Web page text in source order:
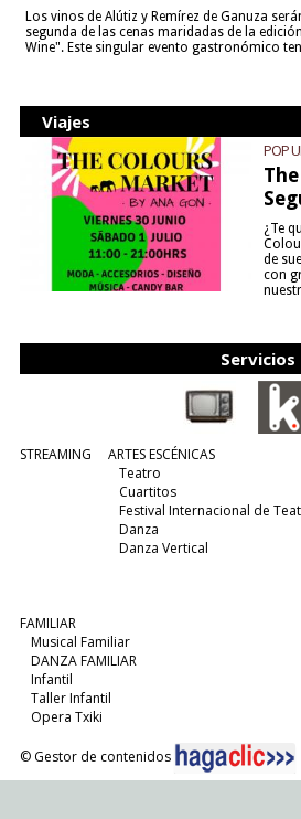
Los vinos de Alútiz y Remírez de Ganuza
segunda de las cenas maridadas de la
Wine". Este singular evento gastronómico
Viajes
POP
¿Te
de
con
Servicios
STREAMING
ARTES ESCÉNICAS
Teatro
Cuartitos
Festival Internacional de
Danza
Danza Vertical
FAMILIAR
Musical Familiar
DANZA FAMILIAR
Infantil
Taller Infantil
Opera Txiki
© Gestor de contenidos